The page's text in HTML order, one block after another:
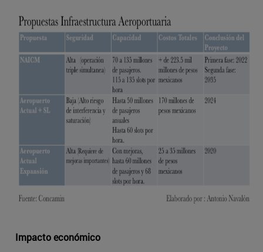
Impacto económico